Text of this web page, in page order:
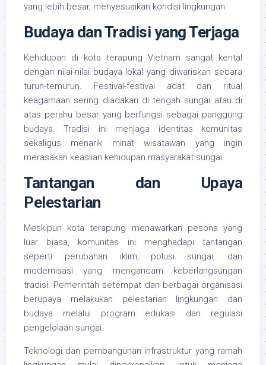
yang lebih besar, menyesuaikan kondisi lingkungan.
Budaya dan Tradisi yang Terjaga
Kehidupan di kota terapung Vietnam sangat kental
dengan nilai-nilai budaya lokal yang diwariskan secara
turun-temurun. Festival-festival adat dan ritual
keagamaan sering diadakan di tengah sungai atau di
atas perahu besar yang berfungsi sebagai panggung
budaya. Tradisi ini menjaga identitas komunitas
sekaligus menarik minat wisatawan yang ingin
merasakan keaslian kehidupan masyarakat sungai.
Tantangan dan Upaya
Pelestarian
Meskipun kota terapung menawarkan pesona yang
luar biasa, komunitas ini menghadapi tantangan
seperti perubahan iklim, polusi sungai, dan
modernisasi yang mengancam keberlangsungan
tradisi. Pemerintah setempat dan berbagai organisasi
berupaya melakukan pelestarian lingkungan dan
budaya melalui program edukasi dan regulasi
pengelolaan sungai.
Teknologi dan pembangunan infrastruktur yang ramah